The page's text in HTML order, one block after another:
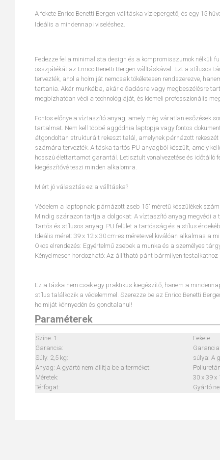
A fekete Enrico Benetti Bergen válltáska vízlepergető, és egy 15
Ideális a mindennapi viseléshez.
Fedezze fel a minimalista design és a kompromisszumok nélküli
összjátékát az Enrico Benetti Bergen válltáskával. Ezt a stílusos
tervezték, ahol a holmiját nemcsak tökéletesen rendszerezve,
tartania. Akár munkába, akár előadásra vagy megbeszélésre
megbízhatóan védi a technológiáját, és kiemeli professzionális
Fontos előnye a víztaszító anyag, amely még váratlan esőzések
tartalmat. Nem kell többé aggódnia laptopja vagy fontos
átgondoltan strukturált rekeszt talál, amelynek párnázott rekeszét
számára tervezték. A táska tartós PU anyagból készült, amely
hosszú élettartamot garantál. Letisztult vonalvezetése és időtálló
kiegészítővé teszi minden alkalomra.
Miért jó választás ez a válltáska?
Védelem a laptopnak: párnázott zseb 15" méretű készülékek
Mindig szárazon tartja a dolgokat: A víztaszító anyag megvédi a
Tartós és stílusos anyag: PU felület a tartósság és a stílus
Ideális méret: 39 x 12 x 30 cm-es méreteivel kiválóan alkalmas a
Okos elrendezés: Egyértelmű zsebek a munka és a személyes
Kényelmesen hordozható: Az állítható pánt bármilyen
Ez a táska nem csak egy praktikus kiegészítő, hanem a
stílus találkozik a védelemmel. Szerezze be az Enrico Benetti
holmiját könnyedén és gondtalanul!
Paraméterek
Színe: 1:
Fekete
Garancia:
Súly: 2,5 kg:
súlya: A
Anyag: A gyártó nem állítja be a terméket:
Poliuretán
Méretek:
30 x 39 x
Térfogat:
Gyártó